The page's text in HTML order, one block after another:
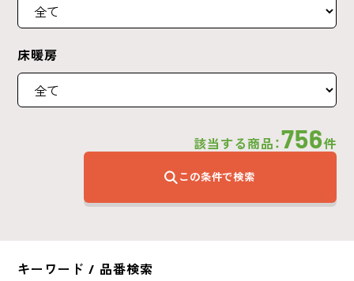
床暖房
該当する商品：756件
この条件で検索
キーワード / 品番検索